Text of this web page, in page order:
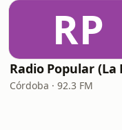
RP
Córdoba · 92.3 FM